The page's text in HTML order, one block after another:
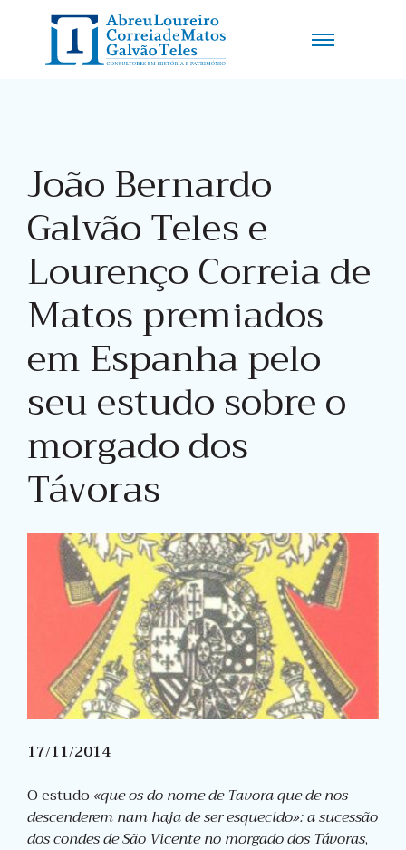
João Bernardo
Galvão Teles e
Lourenço Correia de
Matos premiados
em Espanha pelo
seu estudo sobre o
morgado dos
Távoras
17/11/2014
O estudo «que os do nome de Tavora que de nos
descenderem nam haja de ser esquecido»: a sucessão
dos condes de São Vicente no morgado dos Távoras,